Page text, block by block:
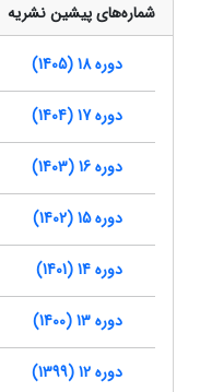
شماره‌های پیشین نشریه
دوره 18 (1405)
دوره 17 (1404)
دوره 16 (1403)
دوره 15 (1402)
دوره 14 (1401)
دوره 13 (1400)
دوره 12 (1399)